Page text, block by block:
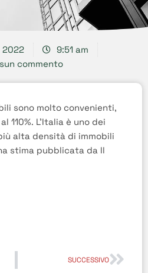
2022
9:51 am
commento
sono molto convenienti,
110%. L’Italia è uno dei
alta densità di immobili
stima pubblicata da Il
SUCCESSIVO